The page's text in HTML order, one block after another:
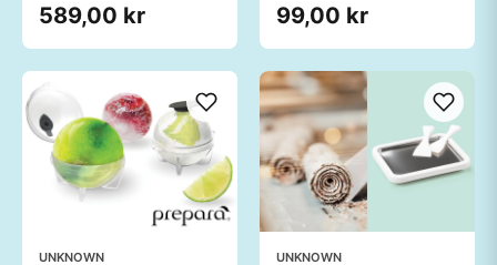
589,00 kr 99,00 kr
UNKNOWN UNKNOWN